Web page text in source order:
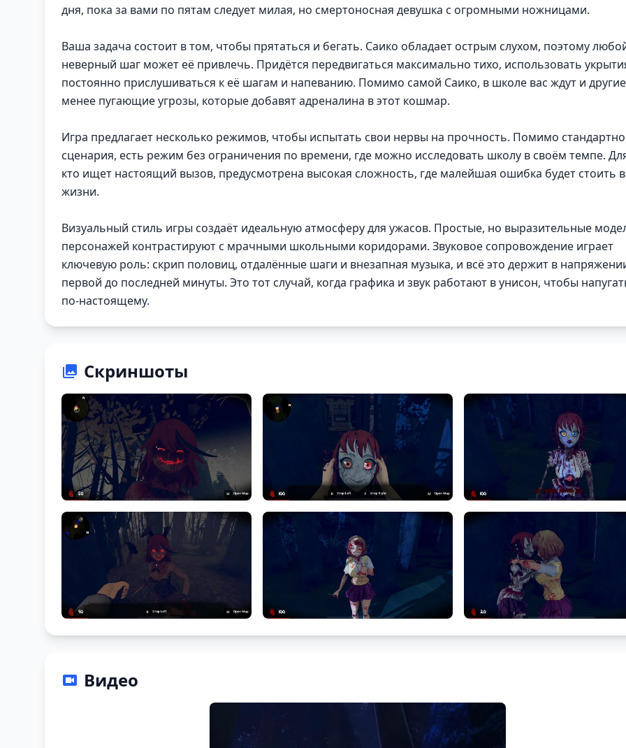
дня, пока за вами по пятам следует милая, но смертоносная девушка с огромными ножницами.
Ваша задача состоит в том, чтобы прятаться и бегать. Саико обладает острым слухом, поэтому
неверный шаг может её привлечь. Придётся передвигаться максимально тихо, использовать
постоянно прислушиваться к её шагам и напеванию. Помимо самой Саико, в школе вас ждут и
менее пугающие угрозы, которые добавят адреналина в этот кошмар.
Игра предлагает несколько режимов, чтобы испытать свои нервы на прочность. Помимо
сценария, есть режим без ограничения по времени, где можно исследовать школу в своём темпе.
кто ищет настоящий вызов, предусмотрена высокая сложность, где малейшая ошибка будет стоить
жизни.
Визуальный стиль игры создаёт идеальную атмосферу для ужасов. Простые, но выразительные
персонажей контрастируют с мрачными школьными коридорами. Звуковое сопровождение играет
ключевую роль: скрип половиц, отдалённые шаги и внезапная музыка, и всё это держит в
первой до последней минуты. Это тот случай, когда графика и звук работают в унисон, чтобы
по-настоящему.
Скриншоты
Видео